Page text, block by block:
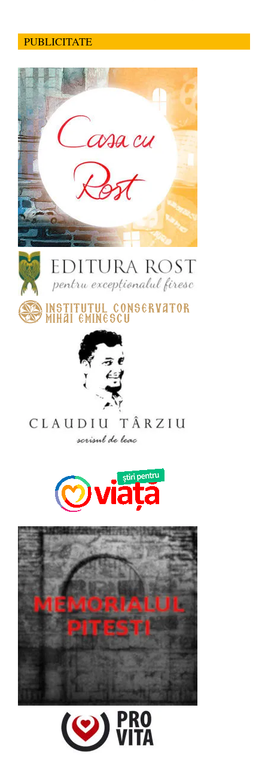
PUBLICITATE